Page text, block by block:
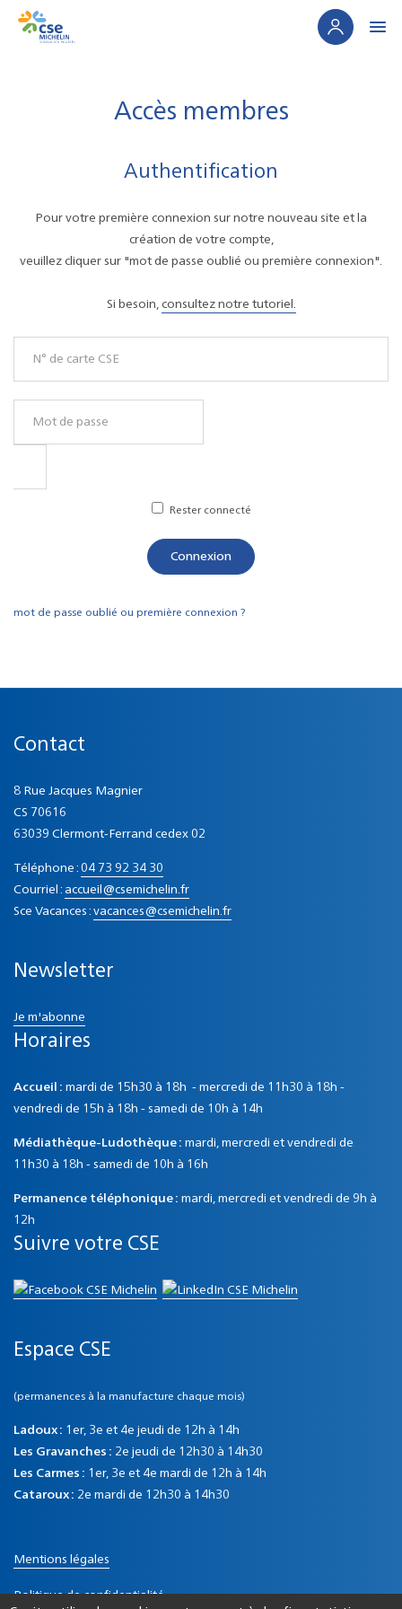
Accès membres
Authentification
Pour votre première connexion sur notre nouveau site et la
création de votre compte,
veuillez cliquer sur "mot de passe oublié ou première connexion".
Si besoin, consultez notre tutoriel.
Rester connecté
Connexion
mot de passe oublié ou première connexion ?
Contact
8 Rue Jacques Magnier
CS 70616
63039 Clermont-Ferrand cedex 02
Téléphone : 04 73 92 34 30
Courriel : accueil@csemichelin.fr
Sce Vacances : vacances@csemichelin.fr
Newsletter
Je m'abonne
Horaires
Accueil : mardi de 15h30 à 18h - mercredi de 11h30 à 18h -
vendredi de 15h à 18h - samedi de 10h à 14h
Médiathèque-Ludothèque : mardi, mercredi et vendredi de
11h30 à 18h - samedi de 10h à 16h
Permanence téléphonique : mardi, mercredi et vendredi de 9h à
12h
Suivre votre CSE
Espace CSE
(permanences à la manufacture chaque mois)
Ladoux : 1er, 3e et 4e jeudi de 12h à 14h
Les Gravanches : 2e jeudi de 12h30 à 14h30
Les Carmes : 1er, 3e et 4e mardi de 12h à 14h
Cataroux : 2e mardi de 12h30 à 14h30
Mentions légales
Politique de confidentialité
Panneau de gestion des cookies